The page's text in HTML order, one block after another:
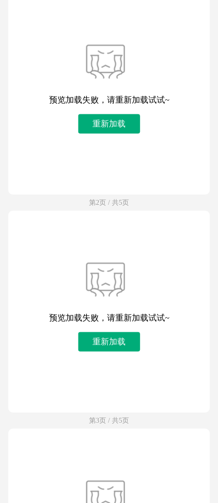
预览加载失败，请重新加载试试~
重新加载
第2页 / 共5页
预览加载失败，请重新加载试试~
重新加载
第3页 / 共5页